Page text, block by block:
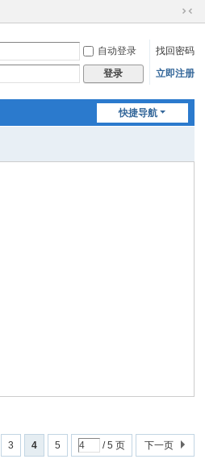
切
到
窄
自动登录
找回密码
登录 立即注册
快捷导航
3 4 5 / 5 页 下一页